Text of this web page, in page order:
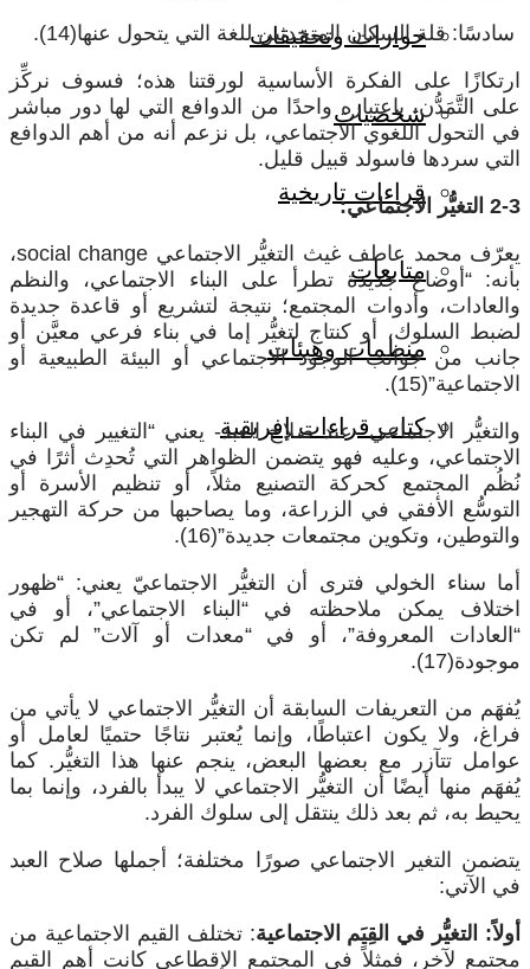
حوارات وتحقيقات
شخصيات
قراءات تاريخية
متابعات
منظمات وهيئات
كتاب قراءات إفريقية
سادسًا: قلة السكان المتحدثين للغة التي يتحول عنها(14).
ارتكازًا على الفكرة الأساسية لورقتنا هذه؛ فسوف نركِّز
على التَّمَدُّن، باعتباره واحدًا من الدوافع التي لها دور مباشر
في التحول اللغوي الاجتماعي، بل نزعم أنه من أهم الدوافع
التي سردها فاسولد قبيل قليل.
2-3 التغيُّر الاجتماعي:
يعرّف محمد عاطف غيث التغيُّر الاجتماعي social change،
بأنه: “أوضاع جديدة تطرأ على البناء الاجتماعي، والنظم
والعادات، وأدوات المجتمع؛ نتيجة لتشريع أو قاعدة جديدة
لضبط السلوك، أو كنتاج لتغيُّر إما في بناء فرعي معيَّن أو
جانب من جوانب الوجود الاجتماعي أو البيئة الطبيعية أو
الاجتماعية”(15).
والتغيُّر الاجتماعي -عند صلاح العبد- يعني “التغيير في البناء
الاجتماعي، وعليه فهو يتضمن الظواهر التي تُحدِث أثرًا في
نُظُم المجتمع كحركة التصنيع مثلاً، أو تنظيم الأسرة أو
التوسُّع الأفقي في الزراعة، وما يصاحبها من حركة التهجير
والتوطين، وتكوين مجتمعات جديدة”(16).
أما سناء الخولي فترى أن التغيُّر الاجتماعيّ يعني: “ظهور
اختلاف يمكن ملاحظته في “البناء الاجتماعي”، أو في
“العادات المعروفة”، أو في “معدات أو آلات” لم تكن
موجودة(17).
يُفهَم من التعريفات السابقة أن التغيُّر الاجتماعي لا يأتي من
فراغ، ولا يكون اعتباطًا، وإنما يُعتبر نتاجًا حتميًا لعامل أو
عوامل تتآزر مع بعضها البعض، ينجم عنها هذا التغيُّر. كما
يُفهَم منها أيضًا أن التغيُّر الاجتماعي لا يبدأ بالفرد، وإنما بما
يحيط به، ثم بعد ذلك ينتقل إلى سلوك الفرد.
يتضمن التغير الاجتماعي صورًا مختلفة؛ أجملها صلاح العبد
في الآتي:
أولاً: التغيُّر في القِيَم الاجتماعية: تختلف القيم الاجتماعية من
مجتمع لآخر، فمثلاً في المجتمع الإقطاعي كانت أهم القيم